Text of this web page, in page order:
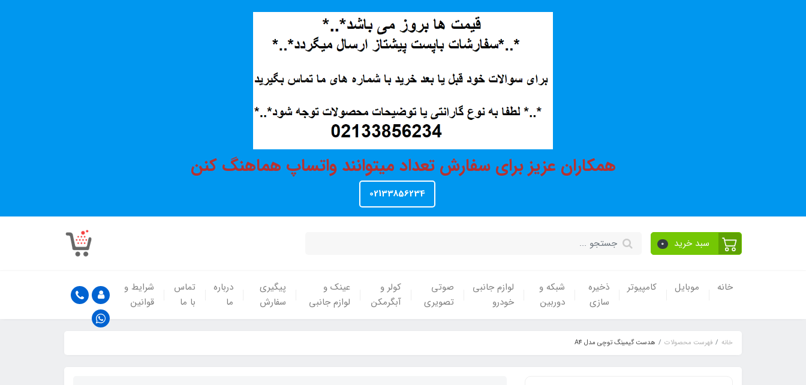
همکاران عزیز برای سفارش تعداد میتوانند واتساپ هماهنگ کنن
02133856234
سبد خرید 0
خانه موبایل کامپیوتر
ذخیره
سازی
شبکه و
دوربین
لوازم جانبی
خودرو
صوتی
تصویری
کولر و
آبگرمکن
عینک و
لوازم جانبی
پیگیری
سفارش
درباره
ما
تماس
با ما
شرایط و
قوانین
خانه فهرست محصولات هدست گیمینگ توچی مدل A4